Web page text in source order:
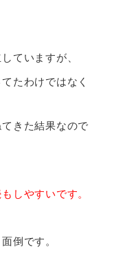
ていますが、
たわけではなく
きた結果なので
しやすいです。
倒です。